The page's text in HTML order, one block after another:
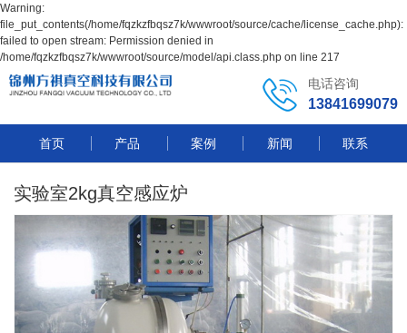
Warning:
file_put_contents(/home/fqzkzfbqsz7k/wwwroot/source/cache/license_cache.php):
failed to open stream: Permission denied in
/home/fqzkzfbqsz7k/wwwroot/source/model/api.class.php on line 217
电话咨询
13841699079
首页 产品 案例 新闻 联系
实验室2kg真空感应炉